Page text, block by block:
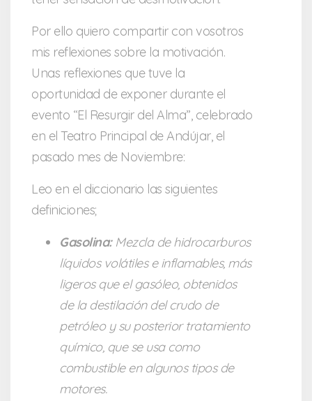
Por ello quiero compartir con vosotros
mis reflexiones sobre la motivación.
Unas reflexiones que tuve la
oportunidad de exponer durante el
evento “El Resurgir del Alma”, celebrado
en el Teatro Principal de Andújar, el
pasado mes de Noviembre:
Leo en el diccionario las siguientes
definiciones;
Gasolina: Mezcla de hidrocarburos
líquidos volátiles e inflamables, más
ligeros que el gasóleo, obtenidos
de la destilación del crudo de
petróleo y su posterior tratamiento
químico, que se usa como
combustible en algunos tipos de
motores.